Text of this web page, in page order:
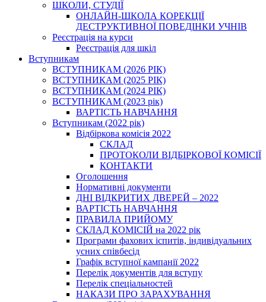
ШКОЛИ, СТУДІЇ
ОНЛАЙН-ШКОЛА КОРЕКЦІЇ
ДЕСТРУКТИВНОЇ ПОВЕДІНКИ УЧНІВ
Реєстрація на курси
Реєстрація для шкіл
Вступникам
ВСТУПНИКАМ (2026 РІК)
ВСТУПНИКАМ (2025 РІК)
ВСТУПНИКАМ (2024 РІК)
ВСТУПНИКАМ (2023 рік)
ВАРТІСТЬ НАВЧАННЯ
Вступникам (2022 рік)
Відбіркова комісія 2022
СКЛАД
ПРОТОКОЛИ ВІДБІРКОВОЇ КОМІСІЇ
КОНТАКТИ
Оголошення
Нормативні документи
ДНІ ВІДКРИТИХ ДВЕРЕЙ – 2022
ВАРТІСТЬ НАВЧАННЯ
ПРАВИЛА ПРИЙОМУ
СКЛАД КОМІСІЙ на 2022 рік
Програми фахових іспитів, індивідуальних
усних співбесід
Графік вступної кампанії 2022
Перелік документів для вступу
Перелік спеціальностей
НАКАЗИ ПРО ЗАРАХУВАННЯ